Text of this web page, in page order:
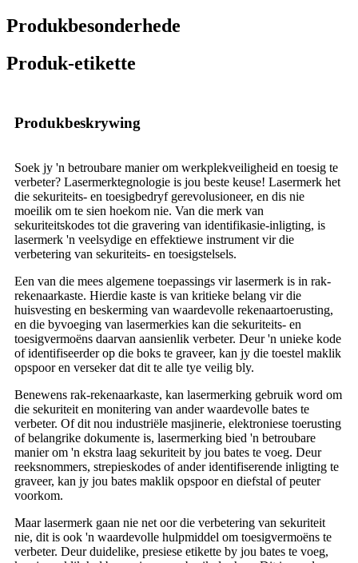
Produkbesonderhede
Produk-etikette
Produkbeskrywing
Soek jy 'n betroubare manier om werkplekveiligheid en toesig te
verbeter? Lasermerktegnologie is jou beste keuse! Lasermerk het
die sekuriteits- en toesigbedryf gerevolusioneer, en dis nie
moeilik om te sien hoekom nie. Van die merk van
sekuriteitskodes tot die gravering van identifikasie-inligting, is
lasermerk 'n veelsydige en effektiewe instrument vir die
verbetering van sekuriteits- en toesigstelsels.
Een van die mees algemene toepassings vir lasermerk is in rak-
rekenaarkaste. Hierdie kaste is van kritieke belang vir die
huisvesting en beskerming van waardevolle rekenaartoerusting,
en die byvoeging van lasermerkies kan die sekuriteits- en
toesigvermoëns daarvan aansienlik verbeter. Deur 'n unieke kode
of identifiseerder op die boks te graveer, kan jy die toestel maklik
opspoor en verseker dat dit te alle tye veilig bly.
Benewens rak-rekenaarkaste, kan lasermerking gebruik word om
die sekuriteit en monitering van ander waardevolle bates te
verbeter. Of dit nou industriële masjinerie, elektroniese toerusting
of belangrike dokumente is, lasermerking bied 'n betroubare
manier om 'n ekstra laag sekuriteit by jou bates te voeg. Deur
reeksnommers, strepieskodes of ander identifiserende inligting te
graveer, kan jy jou bates maklik opspoor en diefstal of peuter
voorkom.
Maar lasermerk gaan nie net oor die verbetering van sekuriteit
nie, dit is ook 'n waardevolle hulpmiddel om toesigvermoëns te
verbeter. Deur duidelike, presiese etikette by jou bates te voeg,